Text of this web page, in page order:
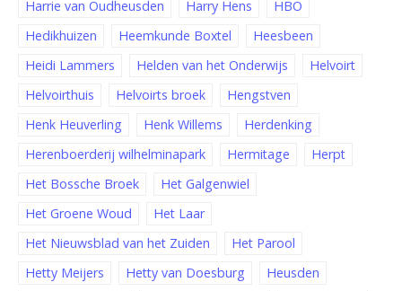
Harrie van Oudheusden
Harry Hens
HBO
Hedikhuizen
Heemkunde Boxtel
Heesbeen
Heidi Lammers
Helden van het Onderwijs
Helvoirt
Helvoirthuis
Helvoirts broek
Hengstven
Henk Heuverling
Henk Willems
Herdenking
Herenboerderij wilhelminapark
Hermitage
Herpt
Het Bossche Broek
Het Galgenwiel
Het Groene Woud
Het Laar
Het Nieuwsblad van het Zuiden
Het Parool
Hetty Meijers
Hetty van Doesburg
Heusden